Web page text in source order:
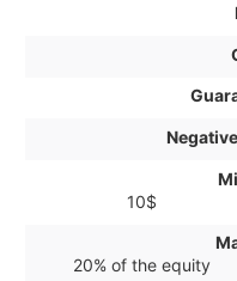
10$
20% of the equity